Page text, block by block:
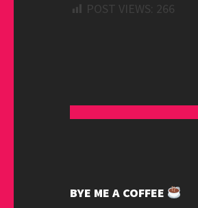
POST VIEWS: 266
BYE ME A COFFEE